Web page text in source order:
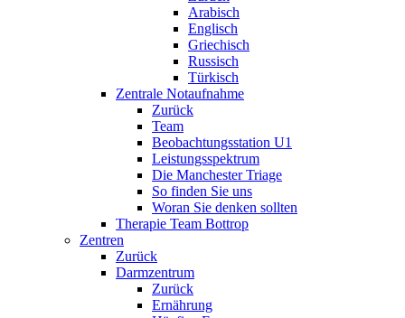
Arabisch
Englisch
Griechisch
Russisch
Türkisch
Zentrale Notaufnahme
Zurück
Team
Beobachtungsstation U1
Leistungsspektrum
Die Manchester Triage
So finden Sie uns
Woran Sie denken sollten
Therapie Team Bottrop
Zentren
Zurück
Darmzentrum
Zurück
Ernährung